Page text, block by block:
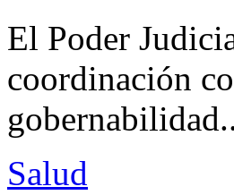
El Poder
coordinación
Salud